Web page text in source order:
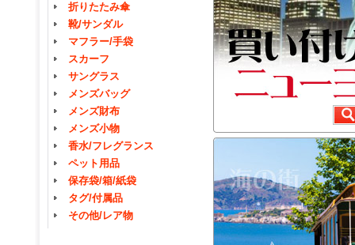
折りたたみ傘
靴/サンダル
マフラー/手袋
スカーフ
サングラス
メンズバッグ
メンズ財布
メンズ小物
香水/フレグランス
ペット用品
保存袋/箱/紙袋
タグ/付属品
その他/レア物